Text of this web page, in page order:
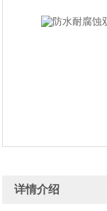
详情介绍